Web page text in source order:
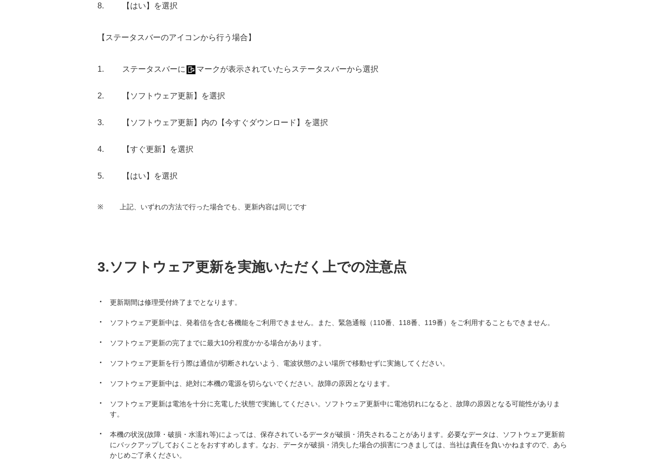
【はい】を選択
【ステータスバーのアイコンから行う場合】
ステータスバーに マークが表示されていたらステータスバーから選択
【ソフトウェア更新】を選択
【ソフトウェア更新】内の【今すぐダウンロード】を選択
【すぐ更新】を選択
【はい】を選択
※ 上記、いずれの方法で行った場合でも、更新内容は同じです
3.ソフトウェア更新を実施いただく上での注意点
更新期間は修理受付終了までとなります。
ソフトウェア更新中は、発着信を含む各機能をご利用できません。また、緊急通報（110番、118番、119番）をご利用することもできません。
ソフトウェア更新の完了までに最大10分程度かかる場合があります。
ソフトウェア更新を行う際は通信が切断されないよう、電波状態のよい場所で移動せずに実施してください。
ソフトウェア更新中は、絶対に本機の電源を切らないでください。故障の原因となります。
ソフトウェア更新は電池を十分に充電した状態で実施してください。ソフトウェア更新中に電池切れになると、故障の原因となる可能性がありま
す。
本機の状況(故障・破損・水濡れ等)によっては、保存されているデータが破損・消失されることがあります。必要なデータは、ソフトウェア更新前
にバックアップしておくことをおすすめします。なお、データが破損・消失した場合の損害につきましては、当社は責任を負いかねますので、あら
かじめご了承ください。